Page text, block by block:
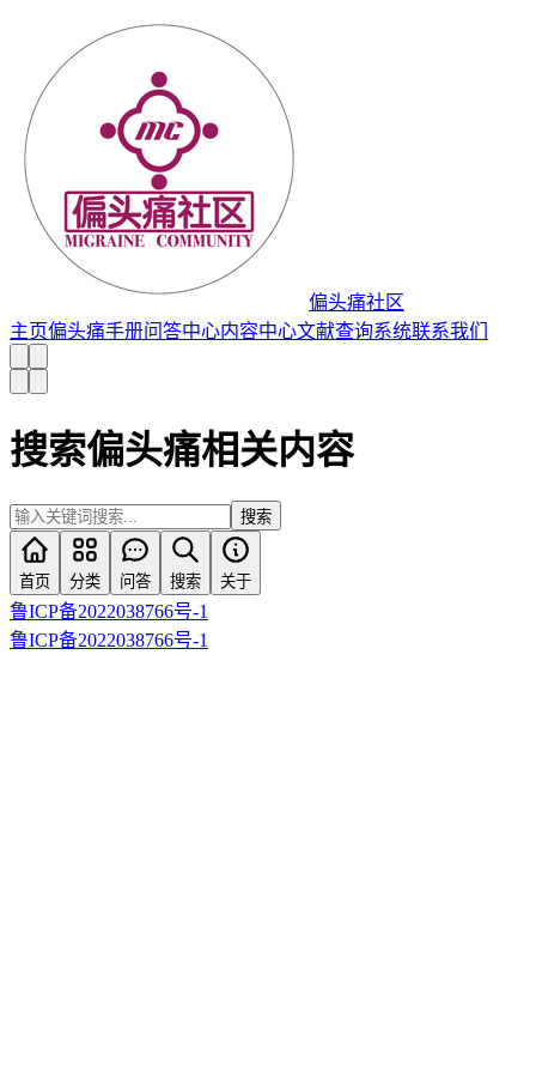
偏头痛社区
主页偏头痛手册问答中心内容中心文献查询系统联系我们
搜索偏头痛相关内容
搜索
首页 分类 问答 搜索 关于
鲁ICP备2022038766号-1
鲁ICP备2022038766号-1